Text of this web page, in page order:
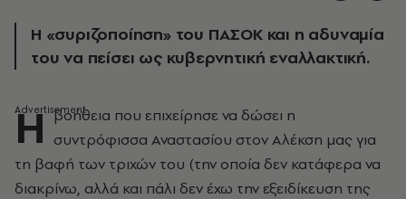
Η «συριζοποίηση» του ΠΑΣΟΚ και η αδυναμία
του να πείσει ως κυβερνητική εναλλακτική.
Η βοήθεια που επιχείρησε να δώσει η
συντρόφισσα Αναστασίου στον Αλέκση μας για
τη βαφή των τριχών του (την οποία δεν κατάφερα να
διακρίνω, αλλά και πάλι δεν έχω την εξειδίκευση της